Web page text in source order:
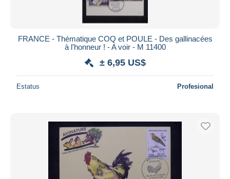
FRANCE - Thématique COQ et POULE - Des gallinacées
à l'honneur ! - A voir - M 11400
± 6,95 US$
Estatus Profesional